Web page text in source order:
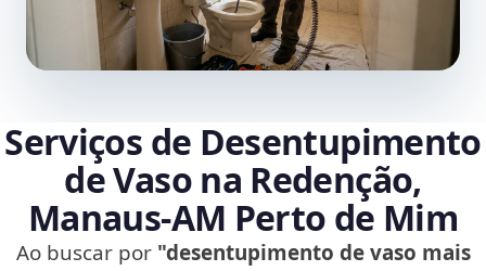
Serviços de Desentupimento
de Vaso na Redenção,
Manaus‑AM Perto de Mim
Ao buscar por "desentupimento de vaso mais